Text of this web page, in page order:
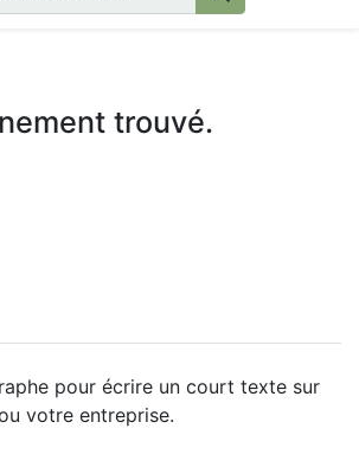
trouvé.
pour écrire un court texte sur
votre entreprise.